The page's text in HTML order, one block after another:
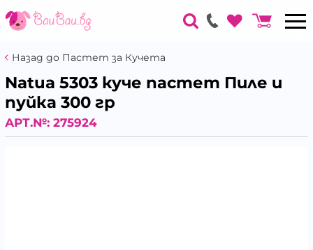
Назад до Пастет за Кучета
Natua 5303 куче пастет Пиле и
пуйка 300 гр
АРТ.№: 275924